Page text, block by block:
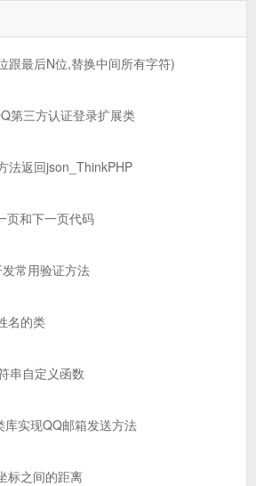
跟最后N位,替换中间所有字符)
第三方认证登录扩展类
法返回json_ThinkPHP
页和下一页代码
常用验证方法
名的类
串自定义函数
库实现QQ邮箱发送方法
标之间的距离